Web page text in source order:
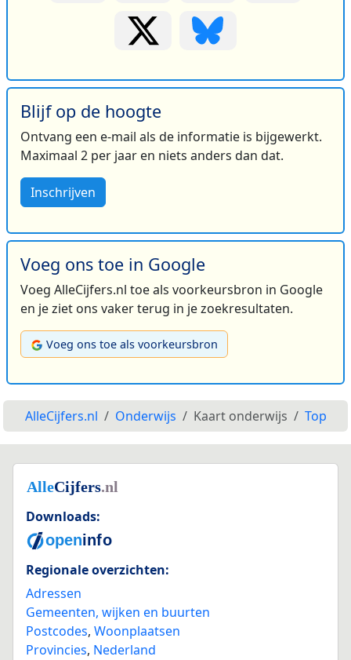
Blijf op de hoogte
Ontvang een e-mail als de informatie is bijgewerkt.
Maximaal 2 per jaar en niets anders dan dat.
Inschrijven
Voeg ons toe in Google
Voeg AlleCijfers.nl toe als voorkeursbron in Google
en je ziet ons vaker terug in je zoekresultaten.
Voeg ons toe als voorkeursbron
AlleCijfers.nl Onderwijs Kaart onderwijs Top
Downloads:
Regionale overzichten:
Adressen
Gemeenten, wijken en buurten
Postcodes, Woonplaatsen
Provincies, Nederland